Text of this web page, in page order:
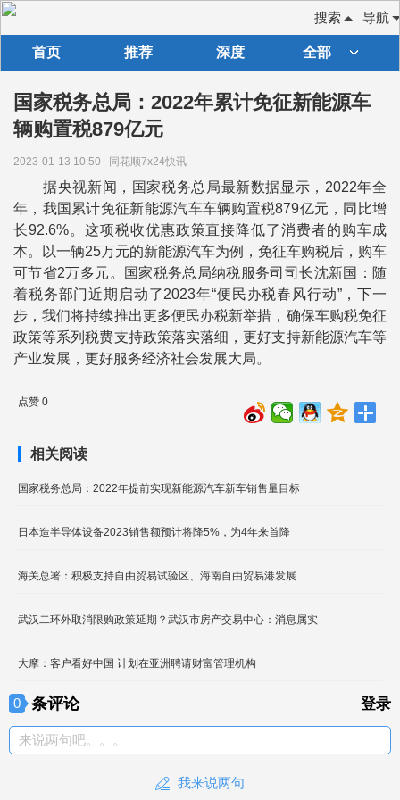
导航
搜索
首页 推荐 深度 全部
国家税务总局：2022年累计免征新能源车
辆购置税879亿元
2023-01-13 10:50 同花顺7x24快讯
据央视新闻，国家税务总局最新数据显示，2022年全
年，我国累计免征新能源汽车车辆购置税879亿元，同比增
长92.6%。这项税收优惠政策直接降低了消费者的购车成
本。以一辆25万元的新能源汽车为例，免征车购税后，购车
可节省2万多元。国家税务总局纳税服务司司长沈新国：随
着税务部门近期启动了2023年“便民办税春风行动”，下一
步，我们将持续推出更多便民办税新举措，确保车购税免征
政策等系列税费支持政策落实落细，更好支持新能源汽车等
产业发展，更好服务经济社会发展大局。
点赞 0
相关阅读
国家税务总局：2022年提前实现新能源汽车新车销售量目标
日本造半导体设备2023销售额预计将降5%，为4年来首降
海关总署：积极支持自由贸易试验区、海南自由贸易港发展
武汉二环外取消限购政策延期？武汉市房产交易中心：消息属实
大摩：客户看好中国 计划在亚洲聘请财富管理机构
0 条评论 登录
来说两句吧。。。
我来说两句